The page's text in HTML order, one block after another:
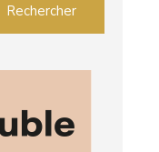
Rechercher